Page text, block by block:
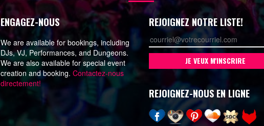
ENGAGEZ-NOUS
We are available for bookings, including
DJs, VJ, Performances, and Dungeons.
We are also available for special event
creation and booking. Contactez-nous
directement!
REJOIGNEZ NOTRE LISTE!
REJOIGNEZ-NOUS EN LIGNE